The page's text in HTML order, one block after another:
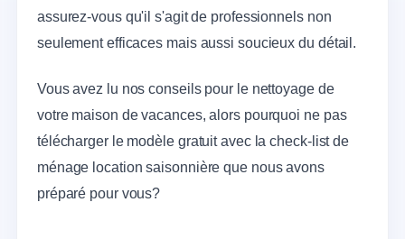
assurez-vous qu'il s'agit de professionnels non
seulement efficaces mais aussi soucieux du détail.
Vous avez lu nos conseils pour le nettoyage de
votre maison de vacances, alors pourquoi ne pas
télécharger le modèle gratuit avec la check-list de
ménage location saisonnière que nous avons
préparé pour vous?